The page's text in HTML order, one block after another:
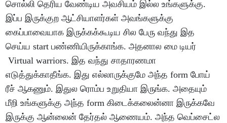
சொல்லி தெரிய வேண்டிய அவசியம் இல்ல உங்களுக்கு.
இப்ப இருக்குற ஆட்சியாளர்கள் அவங்களுக்கு
கைப்பாவையாக இருக்கக்கூடிய சில பேரு வந்து இத
செய்ய start பண்ணியிருக்காங்க. அதனால மை டியர்
Virtual warriors. இத வந்து சாதாரணமா
எடுத்துக்காதீங்க. இது எல்லாருக்குமே அந்த form போய்
ரீச் ஆகணும். இதுல ரொம்ப உறுதியா இருங்க. அதையும்
மீறி உங்களுக்கு அந்த form கிடைக்கலைன்னா இருக்கவே
இருக்கு ஆன்லைன் தேர்தல் ஆணையம். அந்த வெப்சைட்ல